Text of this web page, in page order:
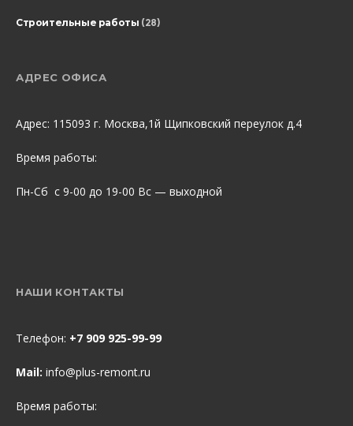
Строительные работы (28)
АДРЕС ОФИСА
Адрес: 115093 г. Москва,1й Щипковский переулок д.4
Время работы:
Пн-Сб с 9-00 до 19-00 Вс — выходной
НАШИ КОНТАКТЫ
Телефон: +7 909 925-99-99
Mail: info@plus-remont.ru
Время работы: